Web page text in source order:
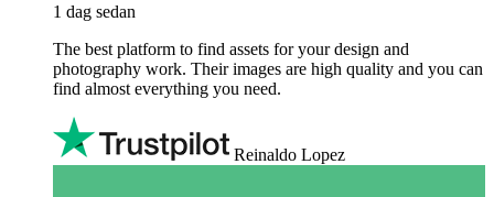
1 dag sedan
The best platform to find assets for your design and
photography work. Their images are high quality and you can
find almost everything you need.
Reinaldo Lopez